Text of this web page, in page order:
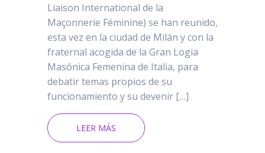
Liaison International de la
Maçonnerie Féminine) se han reunido,
esta vez en la ciudad de Milán y con la
fraternal acogida de la Gran Logia
Masónica Femenina de Italia, para
debatir temas propios de su
funcionamiento y su devenir […]
LEER MÁS